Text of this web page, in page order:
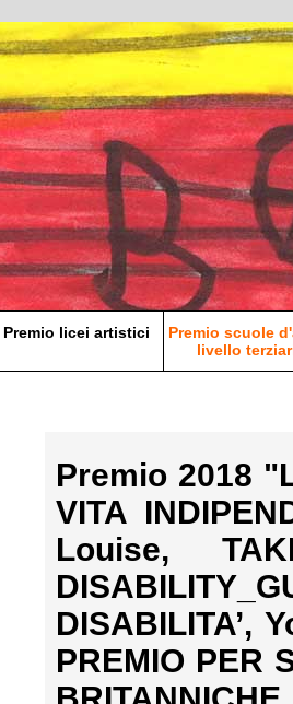
Premio licei artistici
Premio scuole
livello
Premio 2018
VITA
Louise,
DISABILITA’,
PREMIO PER